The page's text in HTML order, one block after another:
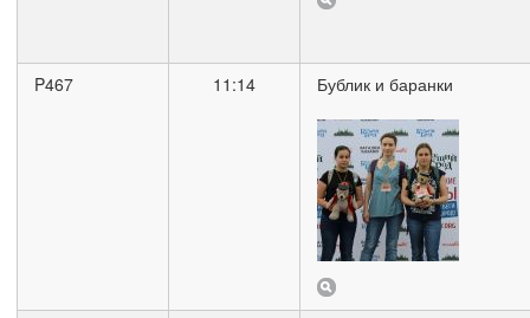
P467 11:14 Бублик и баранки